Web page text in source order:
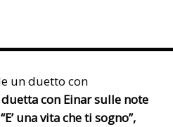
un duetto con
con Einar sulle note
una vita che ti sogno”,